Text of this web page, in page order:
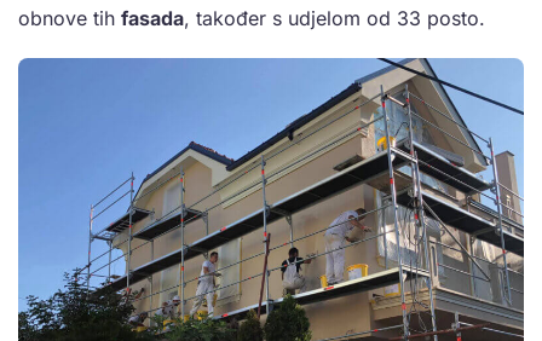
obnove tih fasada, također s udjelom od 33 posto.